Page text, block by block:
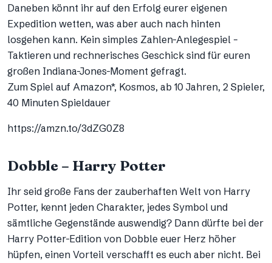
Daneben könnt ihr auf den Erfolg eurer eigenen
Expedition wetten, was aber auch nach hinten
losgehen kann. Kein simples Zahlen-Anlegespiel –
Taktieren und rechnerisches Geschick sind für euren
großen Indiana-Jones-Moment gefragt.
Zum Spiel auf Amazon*, Kosmos, ab 10 Jahren, 2 Spieler,
40 Minuten Spieldauer
https://amzn.to/3dZG0Z8
Dobble – Harry Potter
Ihr seid große Fans der zauberhaften Welt von Harry
Potter, kennt jeden Charakter, jedes Symbol und
sämtliche Gegenstände auswendig? Dann dürfte bei der
Harry Potter-Edition von Dobble euer Herz höher
hüpfen, einen Vorteil verschafft es euch aber nicht. Bei